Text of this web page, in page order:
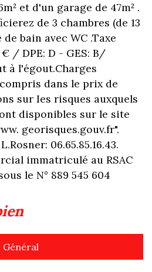
et d'un garage de 47m² .
de 3 chambres (de 13
de bain avec WC .Taxe
/ DPE: D - GES: B/
à l'égout.Charges
dans le prix de
sur Ies risques auxquels
disponibles sur le site
georisques.gouv.fr".
06.65.85.16.43.
immatriculé au RSAC
le N° 889 545 604
Général